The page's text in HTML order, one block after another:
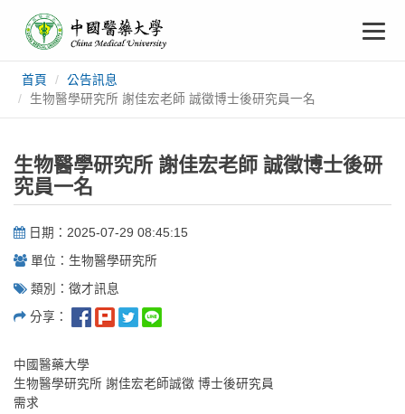
要
中
國
醫
藥
大
學
首頁
公告訊息
生物醫學研究所 謝佳宏老師 誠徵博士後研究員一名
生物醫學研究所 謝佳宏老師 誠徵博士後研
究員一名
日期：2025-07-29 08:45:15
單位：生物醫學研究所
類別：徵才訊息
分享：
中國醫藥大學
生物醫學研究所 謝佳宏老師誠徵 博士後研究員
需求